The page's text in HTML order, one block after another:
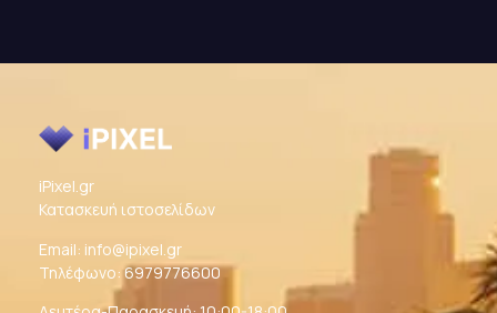
iPixel.gr
Κατασκευή ιστοσελίδων
Email: info@ipixel.gr
Τηλέφωνο:6979776600